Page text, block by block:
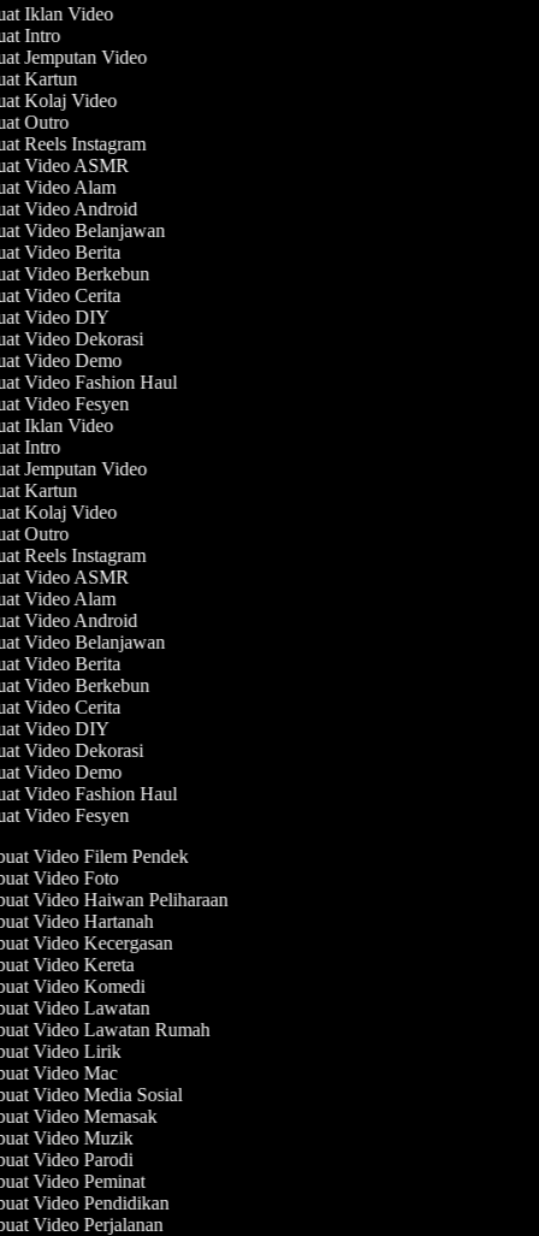
Iklan Video
Intro
Jemputan Video
Kartun
Kolaj Video
Outro
Reels Instagram
Video ASMR
Video Alam
Video Android
Video Belanjawan
Video Berita
Video Berkebun
Video Cerita
Video DIY
Video Dekorasi
Video Demo
Video Fashion Haul
Video Fesyen
Iklan Video
Intro
Jemputan Video
Kartun
Kolaj Video
Outro
Reels Instagram
Video ASMR
Video Alam
Video Android
Video Belanjawan
Video Berita
Video Berkebun
Video Cerita
Video DIY
Video Dekorasi
Video Demo
Video Fashion Haul
Video Fesyen
Video Filem Pendek
Video Foto
Video Haiwan Peliharaan
Video Hartanah
Video Kecergasan
Video Kereta
Video Komedi
Video Lawatan
Video Lawatan Rumah
Video Lirik
Video Mac
Video Media Sosial
Video Memasak
Video Muzik
Video Parodi
Video Peminat
Video Pendidikan
Video Perjalanan